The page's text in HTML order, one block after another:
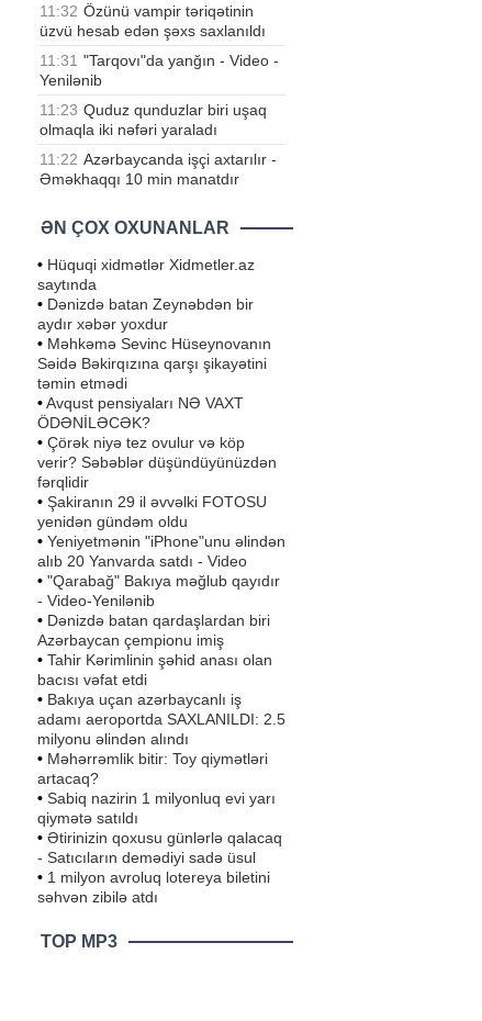
11:32 Özünü vampir təriqətinin
üzvü hesab edən şəxs saxlanıldı
11:31 "Tarqovı"da yanğın - Video -
Yenilənib
11:23 Quduz qunduzlar biri uşaq
olmaqla iki nəfəri yaraladı
11:22 Azərbaycanda işçi axtarılır -
Əməkhaqqı 10 min manatdır
ƏN ÇOX OXUNANLAR
• Hüquqi xidmətlər Xidmetler.az
saytında
• Dənizdə batan Zeynəbdən bir
aydır xəbər yoxdur
• Məhkəmə Sevinc Hüseynovanın
Səidə Bəkirqızına qarşı şikayətini
təmin etmədi
•Avqust pensiyaları NƏ VAXT
ÖDƏNİLƏCƏK?
• Çörək niyə tez ovulur və köp
verir? Səbəblər düşündüyünüzdən
fərqlidir
• Şakiranın 29 il əvvəlki FOTOSU
yenidən gündəm oldu
• Yeniyetmənin "iPhone"unu əlindən
alıb 20 Yanvarda satdı - Video
• "Qarabağ" Bakıya məğlub qayıdır
- Video-Yenilənib
• Dənizdə batan qardaşlardan biri
Azərbaycan çempionu imiş
• Tahir Kərimlinin şəhid anası olan
bacısı vəfat etdi
• Bakıya uçan azərbaycanlı iş
adamı aeroportda SAXLANILDI: 2.5
milyonu əlindən alındı
• Məhərrəmlik bitir: Toy qiymətləri
artacaq?
• Sabiq nazirin 1 milyonluq evi yarı
qiymətə satıldı
• Ətirinizin qoxusu günlərlə qalacaq
- Satıcıların demədiyi sadə üsul
• 1 milyon avroluq lotereya biletini
səhvən zibilə atdı
TOP MP3